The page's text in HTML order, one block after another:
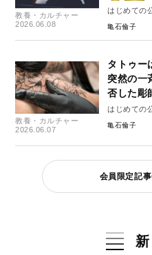
教養・カルチャー
2026.06.08
はじめての
亀石倫子
教養・カルチャー
2026.06.07
タトゥー
突然の一
否した彫
はじめての
亀石倫子
会員限定記